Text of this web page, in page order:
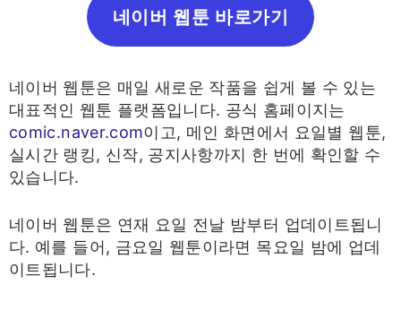
네이버 웹툰 바로가기
네이버 웹툰은 매일 새로운 작품을 쉽게 볼 수 있는
대표적인 웹툰 플랫폼입니다. 공식 홈페이지는
comic.naver.com이고, 메인 화면에서 요일별 웹툰,
실시간 랭킹, 신작, 공지사항까지 한 번에 확인할 수
있습니다.
네이버 웹툰은 연재 요일 전날 밤부터 업데이트됩니
다. 예를 들어, 금요일 웹툰이라면 목요일 밤에 업데
이트됩니다.​